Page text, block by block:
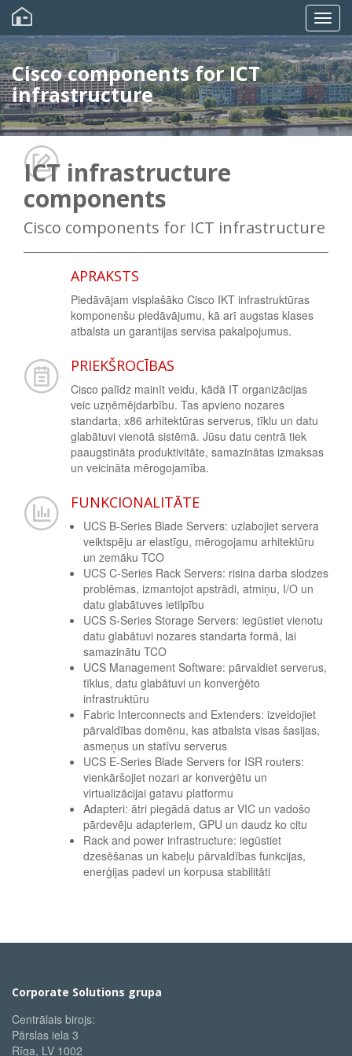
Pārlekt
galveno
saturu
Cisco components for ICT
infrastructure
ICT infrastructure
components
Cisco components for ICT infrastructure
APRAKSTS
Piedāvājam visplašāko Cisco IKT infrastruktūras
komponenšu piedāvājumu, kā arī augstas klases
atbalsta un garantijas servisa pakalpojumus.
PRIEKŠROCĪBAS
Cisco palīdz mainīt veidu, kādā IT organizācijas
veic uzņēmējdarbību. Tas apvieno nozares
standarta, x86 arhitektūras serverus, tīklu un datu
glabātuvi vienotā sistēmā. Jūsu datu centrā tiek
paaugstināta produktivitāte, samazinātas izmaksas
un veicināta mērogojamība.
FUNKCIONALITĀTE
UCS B-Series Blade Servers: uzlabojiet servera
veiktspēju ar elastīgu, mērogojamu arhitektūru
un zemāku TCO
UCS C-Series Rack Servers: risina darba slodzes
problēmas, izmantojot apstrādi, atmiņu, I/O un
datu glabātuves ietilpību
UCS S-Series Storage Servers: iegūstiet vienotu
datu glabātuvi nozares standarta formā, lai
samazinātu TCO
UCS Management Software: pārvaldiet serverus,
tīklus, datu glabātuvi un konverģēto
infrastruktūru
Fabric Interconnects and Extenders: izveidojiet
pārvaldības domēnu, kas atbalsta visas šasijas,
asmeņus un statīvu serverus
UCS E-Series Blade Servers for ISR routers:
vienkāršojiet nozari ar konverģētu un
virtualizācijai gatavu platformu
Adapteri: ātri piegādā datus ar VIC un vadošo
pārdevēju adapteriem, GPU un daudz ko citu
Rack and power infrastructure: iegūstiet
dzesēšanas un kabeļu pārvaldības funkcijas,
enerģijas padevi un korpusa stabilitāti
Corporate Solutions grupa
Centrālais birojs:
Pārslas iela 3
Rīga, LV 1002